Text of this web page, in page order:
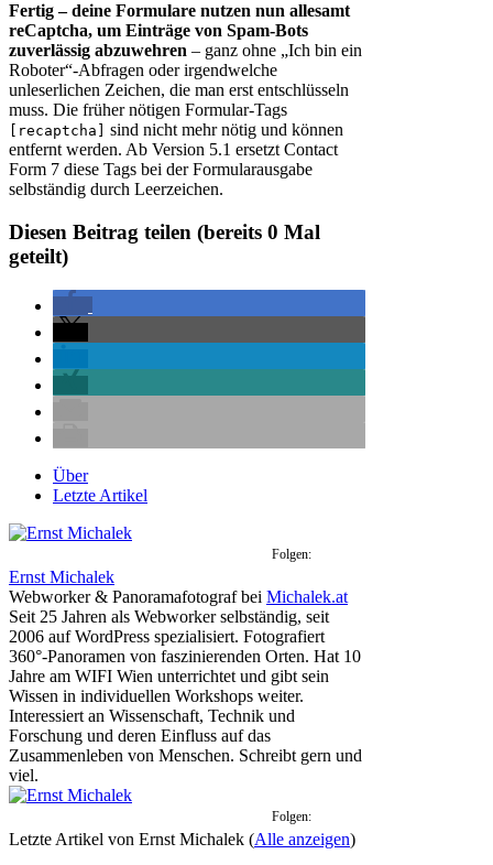
Fertig – deine Formulare nutzen nun allesamt
reCaptcha, um Einträge von Spam-Bots
zuverlässig abzuwehren – ganz ohne „Ich bin ein
Roboter“-Abfragen oder irgendwelche
unleserlichen Zeichen, die man erst entschlüsseln
muss. Die früher nötigen Formular-Tags
[recaptcha]
sind nicht mehr nötig und können
entfernt werden. Ab Version 5.1 ersetzt Contact
Form 7 diese Tags bei der Formularausgabe
selbständig durch Leerzeichen.
Diesen Beitrag teilen (bereits 0 Mal
geteilt)
Über
Letzte Artikel
Folgen:
Ernst Michalek
Webworker & Panoramafotografbei Michalek.at
Seit 25 Jahren als Webworker selbständig, seit
2006 auf WordPress spezialisiert. Fotografiert
360°-Panoramen von faszinierenden Orten. Hat 10
Jahre am WIFI Wien unterrichtet und gibt sein
Wissen in individuellen Workshops weiter.
Interessiert an Wissenschaft, Technik und
Forschung und deren Einfluss auf das
Zusammenleben von Menschen. Schreibt gern und
viel.
Folgen:
Letzte Artikel von Ernst Michalek (Alle anzeigen)